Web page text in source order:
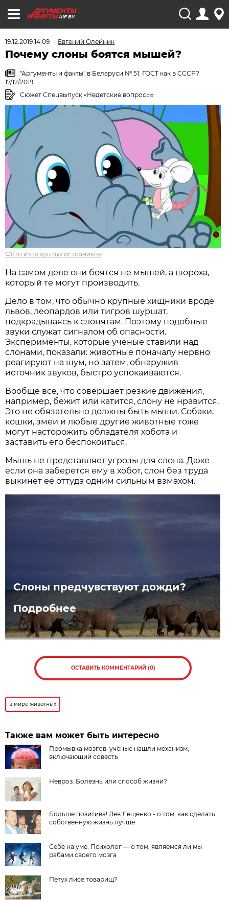
AIF.BY
19.12.2019 14:09 Евгений Олейник
Почему слоны боятся мышей?
"Аргументы и факты" в Беларуси № 51. ГОСТ как в СССР?
17/12/2019
Сюжет Спецвыпуск «Недетские вопросы»
Фото из открытых источников
На самом деле они боятся не мышей, а шороха,
который те могут производить.
Дело в том, что обычно крупные хищники вроде
львов, леопардов или тигров шуршат,
подкрадываясь к слонятам. Поэтому подобные
звуки служат сигналом об опасности.
Эксперименты, которые учёные ставили над
слонами, показали: животные поначалу нервно
реагируют на шум, но затем, обнаружив
источник звуков, быстро успокаиваются.
Вообще всё, что совершает резкие движения,
например, бежит или катится, слону не нравится.
Это не обязательно должны быть мыши. Собаки,
кошки, змеи и любые другие животные тоже
могут насторожить обладателя хобота и
заставить его беспокоиться.
Мышь не представляет угрозы для слона. Даже
если она заберется ему в хобот, слон без труда
выкинет её оттуда одним сильным взмахом.
Слоны предчувствуют дожди?
Подробнее
ОСТАВИТЬ КОММЕНТАРИЙ (0)
в мире животных
Также вам может быть интересно
Промывка мозгов: учёные нашли механизм,
включающий совесть
Невроз. Болезнь или способ жизни?
Больше позитива! Лев Лещенко - о том, как сделать
собственную жизнь лучше
Себе на уме. Психолог — о том, являемся ли мы
рабами своего мозга
Петух лисе товарищ?